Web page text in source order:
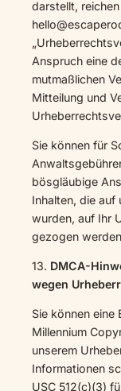
darstellt,
Anspruch eine
mutmaßlichen
Mitteilung und
Sie können für
bösgläubige
Inhalten, die
wurden, auf Ihr
gezogen
13. DMCA-
wegen
Sie können eine
Millennium
unserem
Informationen
USC 512(c)(3)